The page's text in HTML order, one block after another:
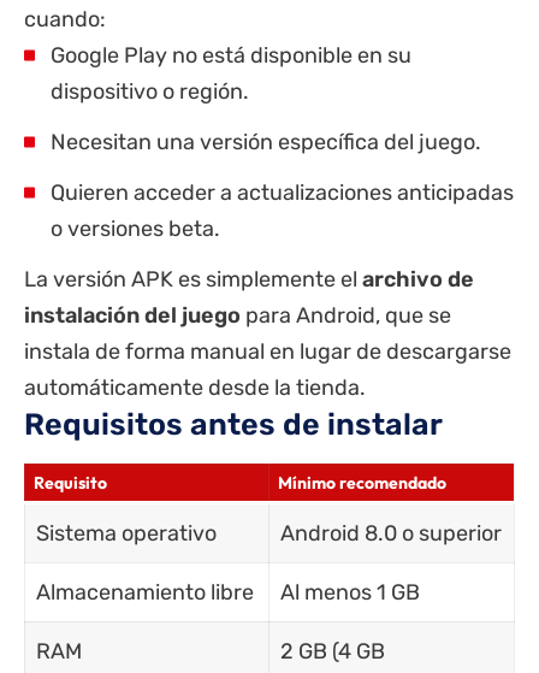
cuando:
Google Play no está disponible en su
dispositivo o región.
Necesitan una versión específica del juego.
Quieren acceder a actualizaciones anticipadas
o versiones beta.
La versión APK es simplemente el archivo de
instalación del juego para Android, que se
instala de forma manual en lugar de descargarse
automáticamente desde la tienda.
Requisitos antes de instalar
Requisito Mínimo recomendado
Sistema operativo Android 8.0 o superior
Almacenamiento libre Al menos 1 GB
RAM
2 GB (4 GB